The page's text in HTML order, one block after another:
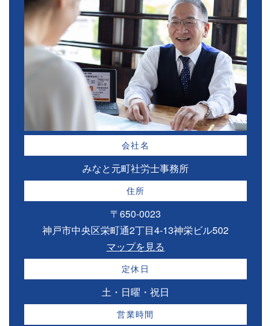
会社名
みなと元町社労士事務所
住所
〒650-0023
神戸市中央区栄町通2丁目4-13神栄ビル502
マップを見る
定休日
土・日曜・祝日
営業時間